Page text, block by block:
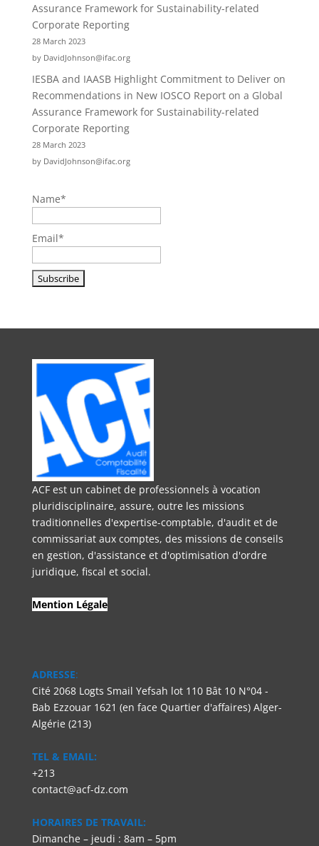
Assurance Framework for Sustainability-related
Corporate Reporting
28 March 2023
by DavidJohnson@ifac.org
IESBA and IAASB Highlight Commitment to Deliver on
Recommendations in New IOSCO Report on a Global
Assurance Framework for Sustainability-related
Corporate Reporting
28 March 2023
by DavidJohnson@ifac.org
Name*
Email*
ACF est un cabinet de professionnels à vocation
pluridisciplinaire, assure, outre les missions
traditionnelles d'expertise-comptable, d'audit et de
commissariat aux comptes, des missions de conseils
en gestion, d'assistance et d'optimisation d'ordre
juridique, fiscal et social.
Mention Légale
ADRESSE:
Cité 2068 Logts Smail Yefsah lot 110 Bât 10 N°04 -
Bab Ezzouar 1621 (en face Quartier d'affaires) Alger-
Algérie (213)
TEL & EMAIL:
+213
contact@acf-dz.com
HORAIRES DE TRAVAIL:
Dimanche – jeudi : 8am – 5pm